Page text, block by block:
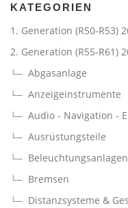
KATEGORIEN
1. Generation (R50-R53)
2. Generation (R55-R61)
Abgasanlage
Anzeigeinstrumente
Audio - Navigation -
Ausrüstungsteile
Beleuchtungsanlagen
Bremsen
Distanzsysteme &